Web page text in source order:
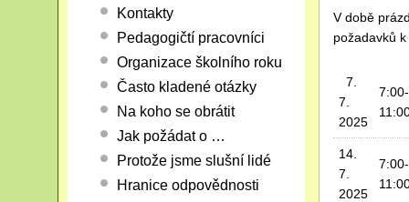
V době
požadavků
7.
7.
2025
7:00-
14.
7.
2025
7:00-
Kontakty
Pedagogičtí pracovníci
Organizace školního roku
Často kladené otázky
Na koho se obrátit
Jak požádat o …
Protože jsme slušní lidé
Hranice odpovědnosti